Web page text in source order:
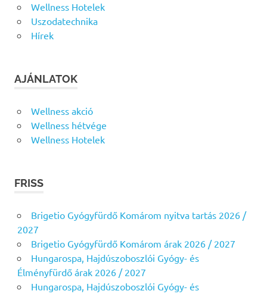
Wellness Hotelek
Uszodatechnika
Hírek
AJÁNLATOK
Wellness akció
Wellness hétvége
Wellness Hotelek
FRISS
Brigetio Gyógyfürdő Komárom nyitva tartás 2026 /
2027
Brigetio Gyógyfürdő Komárom árak 2026 / 2027
Hungarospa, Hajdúszoboszlói Gyógy- és
Élményfürdő árak 2026 / 2027
Hungarospa, Hajdúszoboszlói Gyógy- és